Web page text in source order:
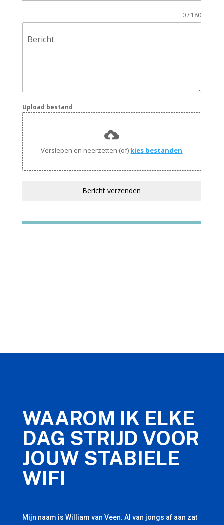
Bericht
0 / 180
Upload bestand
Verslepen en neerzetten (of) kies bestanden
Bericht verzenden
WAAROM IK ELKE
DAG STRIJD VOOR
JOUW STABIELE
WIFI
Mijn naam is William van Veen. Al van jongs af aan zat